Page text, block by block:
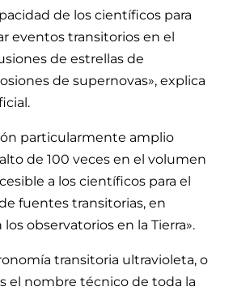
de los científicos para
eventos transitorios en el
de estrellas de
de supernovas», explica
particularmente amplio
de 100 veces en el volumen
a los científicos para el
fuentes transitorias, en
observatorios en la Tierra».
transitoria ultravioleta, o
el nombre técnico de toda la